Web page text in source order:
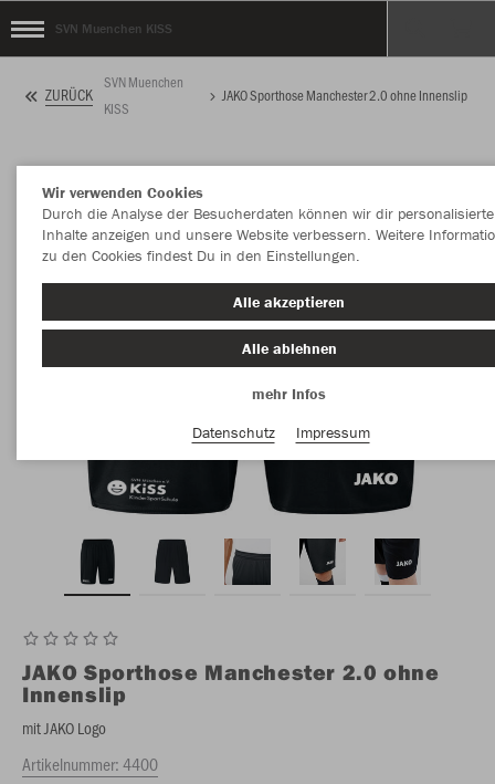
SVN Muenchen KISS
ZURÜCK
SVN Muenchen
KISS
JAKO Sporthose Manchester 2.0 ohne Innenslip
JAKO Sporthose Manchester 2.0 ohne
Innenslip
mit JAKO Logo
Artikelnummer:4400
Wir verwenden Cookies
Durch die Analyse der Besucherdaten können wir dir personalisierte
Inhalte anzeigen und unsere Website verbessern. Weitere
zu den Cookies findest Du in den Einstellungen.
Alle akzeptieren
Alle ablehnen
mehr Infos
Datenschutz
Impressum